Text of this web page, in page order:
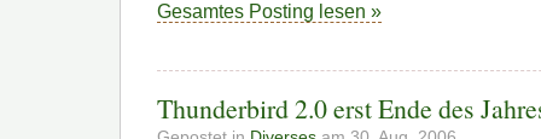
Gesamtes Posting lesen »
Thunderbird 2.0 erst Ende des